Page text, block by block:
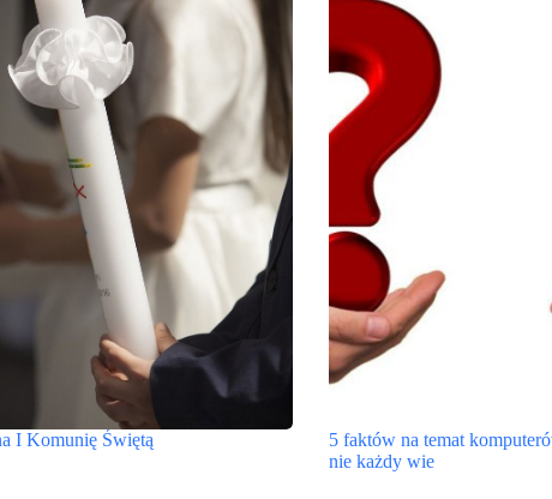
I Komunię Świętą
5 faktów na temat
nie każdy wie